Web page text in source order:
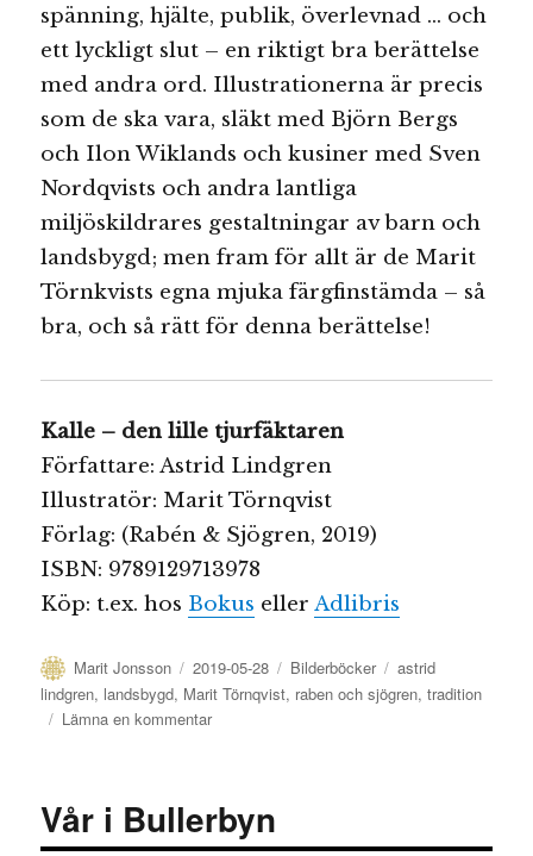
spänning, hjälte, publik, överlevnad … och
ett lyckligt slut – en riktigt bra berättelse
med andra ord. Illustrationerna är precis
som de ska vara, släkt med Björn Bergs
och Ilon Wiklands och kusiner med Sven
Nordqvists och andra lantliga
miljöskildrares gestaltningar av barn och
landsbygd; men fram för allt är de Marit
Törnkvists egna mjuka färgfinstämda – så
bra, och så rätt för denna berättelse!
Kalle – den lille tjurfäktaren
Författare: Astrid Lindgren
Illustratör: Marit Törnqvist
Förlag: (Rabén & Sjögren, 2019)
ISBN: 9789129713978
Köp: t.ex. hos Bokus ellerAdlibris
Författare
Marit Jonsson
Publicerat
den
2019-05-28 Kategorier
Bilderböcker Etiketter
astrid
lindgren, landsbygd, Marit Törnqvist, raben och sjögren,tradition
Lämna en kommentartill
lille
tjurfäktaren
Vår i Bullerbyn